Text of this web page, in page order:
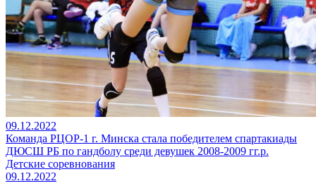
09.12.2022
Команда РЦОР-1 г. Минска стала победителем спартакиады
ДЮСШ РБ по гандболу среди девушек 2008-2009 гг.р.
Детские соревнования
09.12.2022